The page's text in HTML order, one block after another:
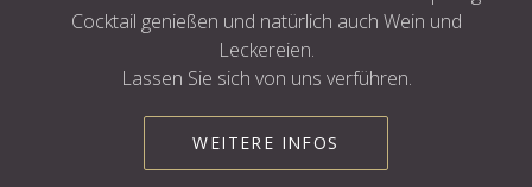
Cocktail genießen und natürlich auch Wein und
Leckereien.
Lassen Sie sich von uns verführen.
WEITERE INFOS